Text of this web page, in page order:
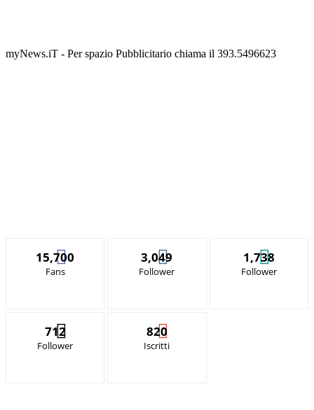
myNews.iT - Per spazio Pubblicitario chiama il 393.5496623
15,700
Fans
3,049
Follower
1,738
Follower
712
Follower
820
Iscritti